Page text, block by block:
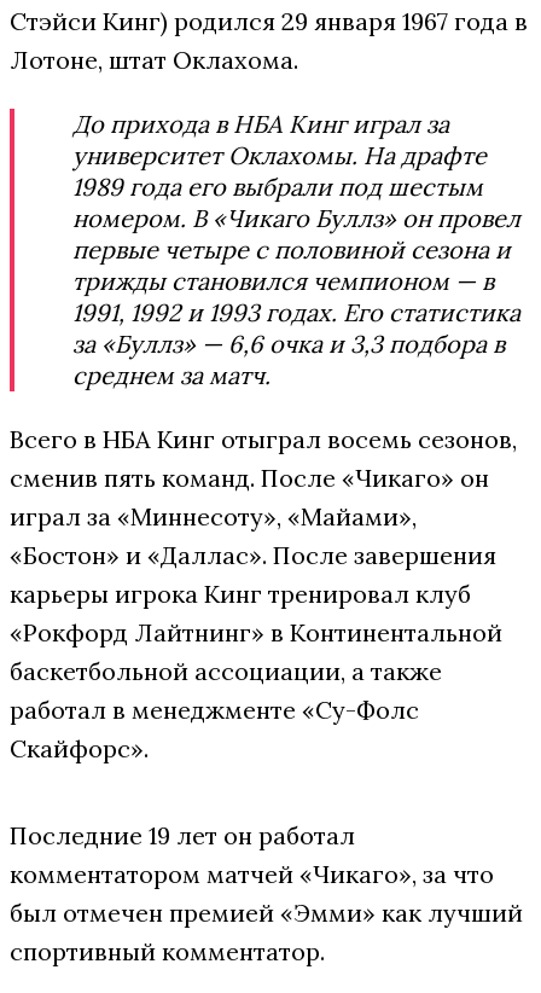
Стэйси Кинг) родился 29 января 1967 года в
Лотоне, штат Оклахома.
До прихода в НБА Кинг играл за
университет Оклахомы. На драфте
1989 года его выбрали под шестым
номером. В «Чикаго Буллз» он провел
первые четыре с половиной сезона и
трижды становился чемпионом — в
1991, 1992 и 1993 годах. Его статистика
за «Буллз» — 6,6 очка и 3,3 подбора в
среднем за матч.
Всего в НБА Кинг отыграл восемь сезонов,
сменив пять команд. После «Чикаго» он
играл за «Миннесоту», «Майами»,
«Бостон» и «Даллас». После завершения
карьеры игрока Кинг тренировал клуб
«Рокфорд Лайтнинг» в Континентальной
баскетбольной ассоциации, а также
работал в менеджменте «Су-Фолс
Скайфорс».
Последние 19 лет он работал
комментатором матчей «Чикаго», за что
был отмечен премией «Эмми» как лучший
спортивный комментатор.